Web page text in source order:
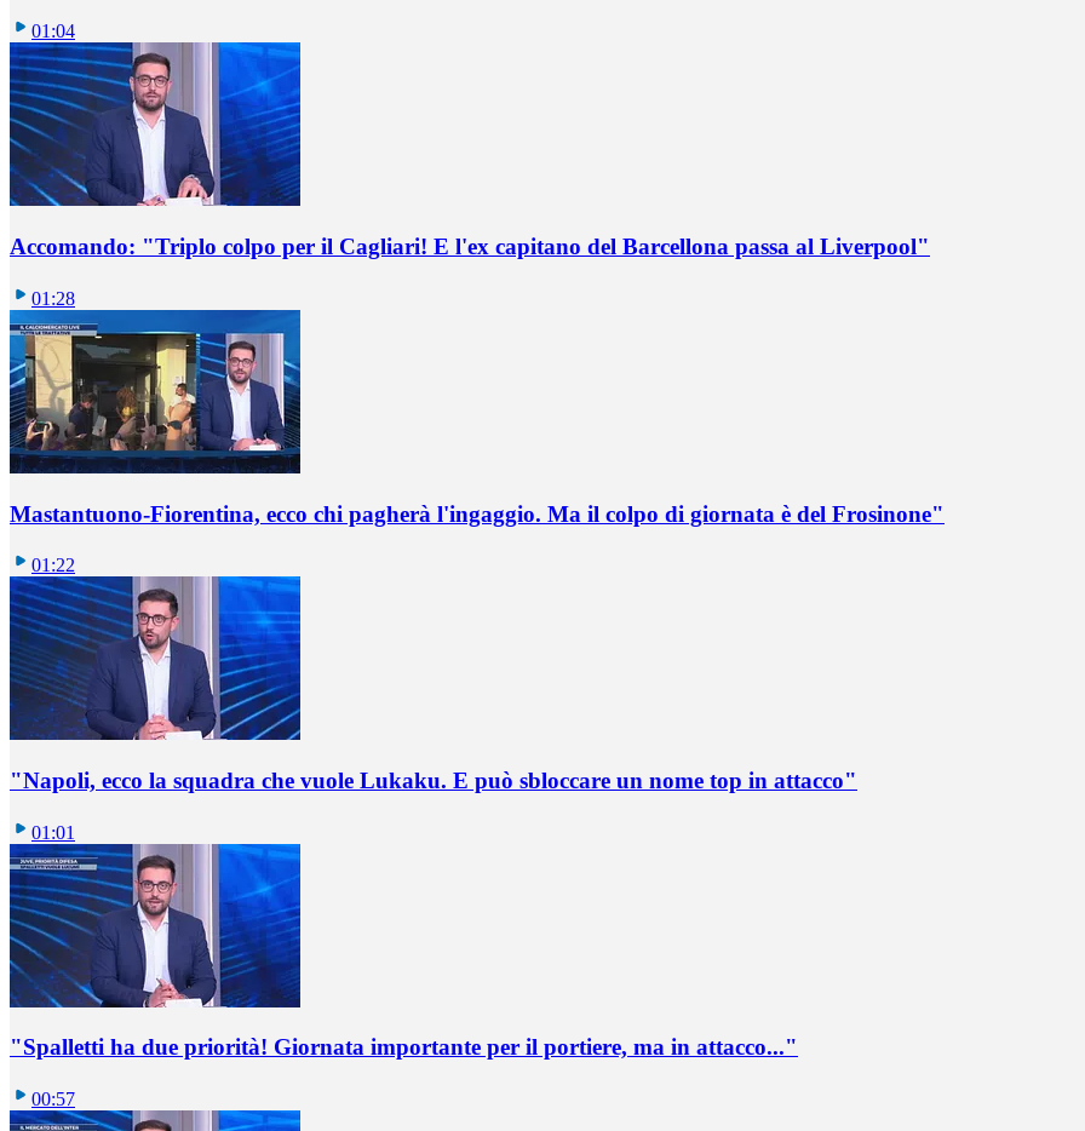
01:04
Accomando: "Triplo colpo per il Cagliari! E l'ex capitano del Barcellona passa al Liverpool"
01:28
Mastantuono-Fiorentina, ecco chi pagherà l'ingaggio. Ma il colpo di giornata è del Frosinone"
01:22
"Napoli, ecco la squadra che vuole Lukaku. E può sbloccare un nome top in attacco"
01:01
"Spalletti ha due priorità! Giornata importante per il portiere, ma in attacco..."
00:57